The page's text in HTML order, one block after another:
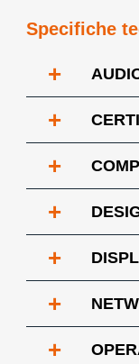
Specifiche
+
+
+
+
+
+
+